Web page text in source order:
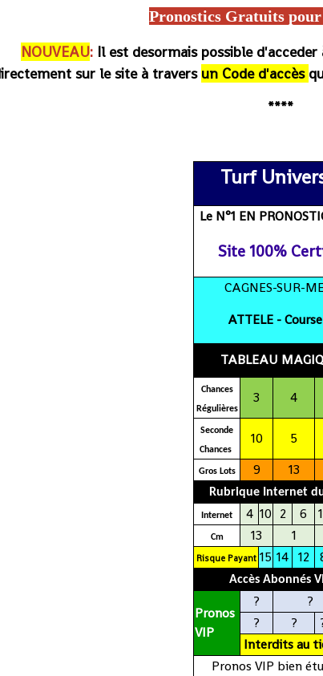
Pronostics Gratuitspour
NOUVEAU: Il est desormais possible
sur le site à travers un Code d'accès
****
Turf
Le N°1 EN
Site 100%
CAGNES-SUR-
ATTELE - C
TABLEAU
Chances
Régulières
3 4
Seconde
Chances
10 5
Gros Lots 9 13
Rubrique Internet
Internet 4 10 2 6
Cm 13 1
Risque Payant 15 14 12
Accès Abonnés
Pronos
VIP
? ?
?
?
Interditsau
Pronos VIP bien